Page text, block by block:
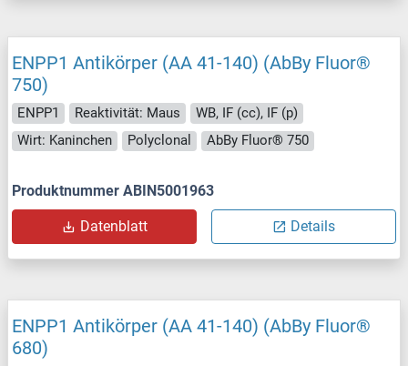
ENPP1 Antikörper (AA 41-140) (AbBy Fluor®
750)
ENPP1 Reaktivität: Maus
WB, IF (cc), IF (p)
Wirt: Kaninchen
Polyclonal AbBy Fluor® 750
Produktnummer ABIN5001963
Datenblatt Details
ENPP1 Antikörper (AA 41-140) (AbBy Fluor®
680)